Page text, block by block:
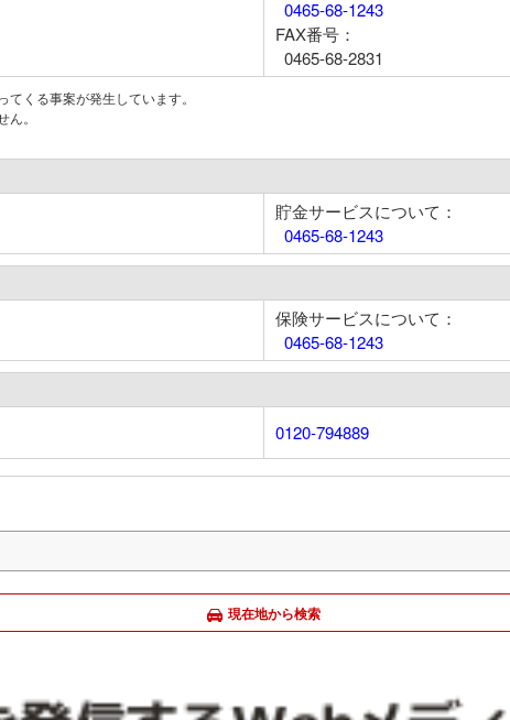
0465-68-1243
FAX番号：
0465-68-2831
くる事案が発生しています。
。
貯金サービスについて：
0465-68-1243
保険サービスについて：
0465-68-1243
0120-794889
現在地から検索